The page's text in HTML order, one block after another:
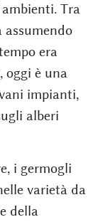
Tra
assumendo
era
oggi è una
impianti,
alberi
i germogli
varietà da
della